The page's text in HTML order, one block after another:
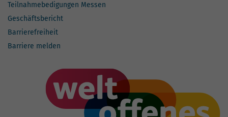
Teilnahmebedigungen Messen
Geschäftsbericht
Barrierefreiheit
Barriere melden